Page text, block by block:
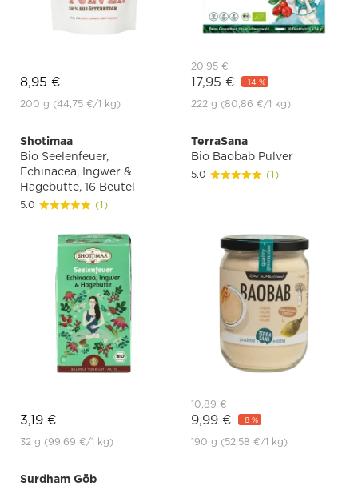
8,95 €
200 g (44,75 €/1 kg)
20,95 €
17,95 € -14 %
222 g (80,86 €/1 kg)
Shotimaa
Bio Seelenfeuer,
Echinacea, Ingwer &
Hagebutte, 16 Beutel
5.0 (1)
3,19 €
32 g (99,69 €/1 kg)
TerraSana
Bio Baobab Pulver
5.0 (1)
10,89 €
9,99 € -8 %
190 g (52,58 €/1 kg)
Surdham Göb